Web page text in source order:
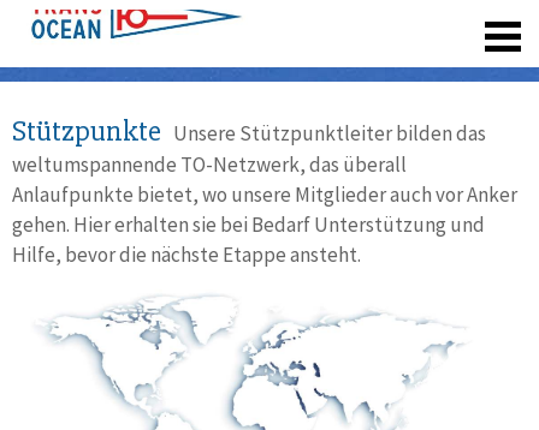
Stützpunkte Unsere Stützpunktleiter bilden das
weltumspannende TO-Netzwerk, das überall
Anlaufpunkte bietet, wo unsere Mitglieder auch vor Anker
gehen. Hier erhalten sie bei Bedarf Unterstützung und
Hilfe, bevor die nächste Etappe ansteht.